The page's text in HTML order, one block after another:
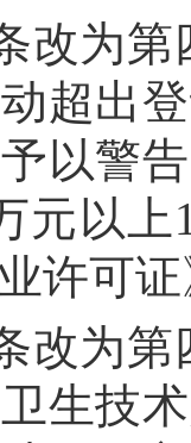
改为
超出
以警
元以
许可
改为
生技